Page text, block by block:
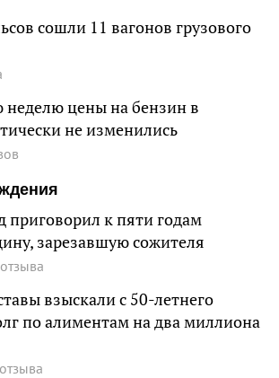
сошли 11 вагонов грузового
цены на бензин в
не изменились
приговорил к пяти годам
зарезавшую сожителя
взыскали с 50-летнего
по алиментам на два миллиона